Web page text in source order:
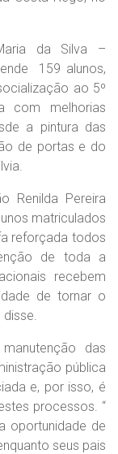
da Silva –
159 alunos,
ao 5º
com melhorias
a pintura das
de portas e do
Renilda Pereira
matriculados
reforçada todos
de toda a
recebem
de tornar o
disse.
das
pública
e, por isso, é
processos. “
oportunidade de
seus pais